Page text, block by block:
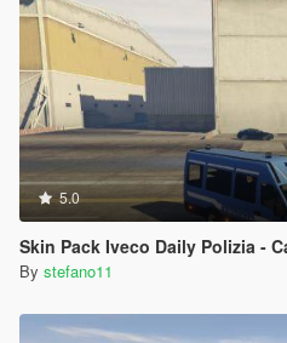
5.0
Skin Pack Iveco Daily Polizia -
By stefano11